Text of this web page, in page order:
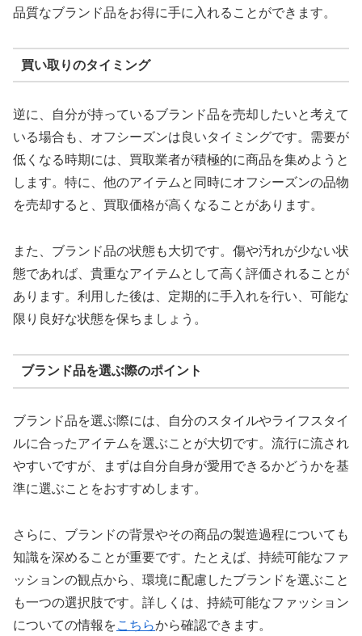
品質なブランド品をお得に手に入れることができます。
買い取りのタイミング
逆に、自分が持っているブランド品を売却したいと考えて
いる場合も、オフシーズンは良いタイミングです。需要が
低くなる時期には、買取業者が積極的に商品を集めようと
します。特に、他のアイテムと同時にオフシーズンの品物
を売却すると、買取価格が高くなることがあります。
また、ブランド品の状態も大切です。傷や汚れが少ない状
態であれば、貴重なアイテムとして高く評価されることが
あります。利用した後は、定期的に手入れを行い、可能な
限り良好な状態を保ちましょう。
ブランド品を選ぶ際のポイント
ブランド品を選ぶ際には、自分のスタイルやライフスタイ
ルに合ったアイテムを選ぶことが大切です。流行に流され
やすいですが、まずは自分自身が愛用できるかどうかを基
準に選ぶことをおすすめします。
さらに、ブランドの背景やその商品の製造過程についても
知識を深めることが重要です。たとえば、持続可能なファ
ッションの観点から、環境に配慮したブランドを選ぶこと
も一つの選択肢です。詳しくは、持続可能なファッション
についての情報をこちらから確認できます。